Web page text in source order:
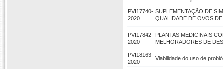
PVI17740-
2020
SUPLEMENTAÇÃO DE
QUALIDADE DE OVOS
PVI17842-
2020
PLANTAS MEDICINAIS
MELHORADORES DE
PVI18163-
2020
Viabilidade do uso de